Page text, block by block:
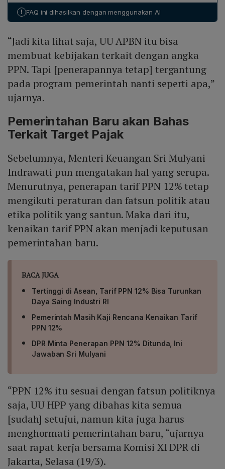
berlaku pada tahun berjalan.
12% paling lambat 1 Januari 2025, masih berada dalam
! FAQ ini dihasilkan dengan menggunakan AI
“Jadi kita lihat saja, UU APBN itu bisa
membuat kebijakan terkait dengan angka
PPN. Tapi [penerapannya tetap] tergantung
pada program pemerintah nanti seperti apa,”
ujarnya.
Pemerintahan Baru akan Bahas
Terkait Target Pajak
Sebelumnya, Menteri Keuangan Sri Mulyani
Indrawati pun mengatakan hal yang serupa.
Menurutnya, penerapan tarif PPN 12% tetap
mengikuti peraturan dan fatsun politik atau
etika politik yang santun. Maka dari itu,
kenaikan tarif PPN akan menjadi keputusan
pemerintahan baru.
BACA JUGA
Tertinggi di Asean, Tarif PPN 12% Bisa Turunkan
Daya Saing Industri RI
Pemerintah Masih Kaji Rencana Kenaikan Tarif
PPN 12%
DPR Minta Penerapan PPN 12% Ditunda, Ini
Jawaban Sri Mulyani
“PPN 12% itu sesuai dengan fatsun politiknya
saja, UU HPP yang dibahas kita semua
[sudah] setujui, namun kita juga harus
menghormati pemerintahan baru, “ujarnya
saat rapat kerja bersama Komisi XI DPR di
Jakarta, Selasa (19/3).